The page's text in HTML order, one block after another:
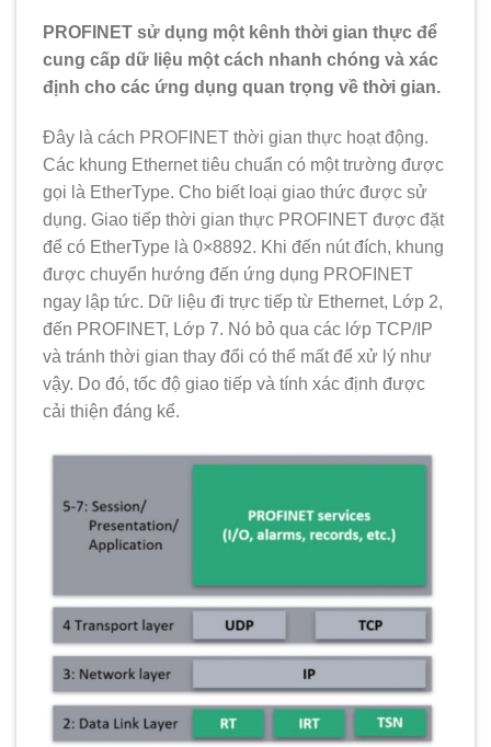
PROFINET sử dụng một kênh thời gian thực để
cung cấp dữ liệu một cách nhanh chóng và xác
định cho các ứng dụng quan trọng về thời gian.
Đây là cách PROFINET thời gian thực hoạt động.
Các khung Ethernet tiêu chuẩn có một trường được
gọi là EtherType. Cho biết loại giao thức được sử
dụng. Giao tiếp thời gian thực PROFINET được đặt
để có EtherType là 0×8892. Khi đến nút đích, khung
được chuyển hướng đến ứng dụng PROFINET
ngay lập tức. Dữ liệu đi trực tiếp từ Ethernet, Lớp 2,
đến PROFINET, Lớp 7. Nó bỏ qua các lớp TCP/IP
và tránh thời gian thay đổi có thể mất để xử lý như
vậy. Do đó, tốc độ giao tiếp và tính xác định được
cải thiện đáng kể.